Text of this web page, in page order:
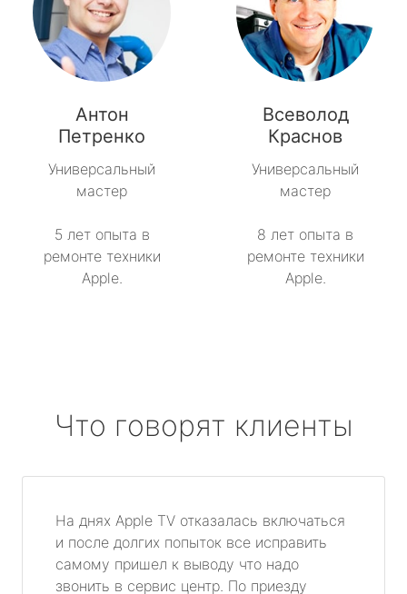
Антон
Петренко
Универсальный
мастер
5 лет опыта в
ремонте техники
Apple.
Всеволод
Краснов
Универсальный
мастер
8 лет опыта в
ремонте техники
Apple.
Что говорят клиенты
На днях Apple TV отказалась включаться
и после долгих попыток все исправить
самому пришел к выводу что надо
звонить в сервис центр. По приезду